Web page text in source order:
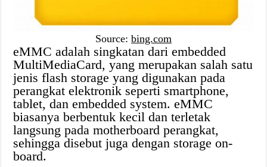
Source: bing.com
eMMC adalah singkatan dari embedded
MultiMediaCard, yang merupakan salah satu
jenis flash storage yang digunakan pada
perangkat elektronik seperti smartphone,
tablet, dan embedded system. eMMC
biasanya berbentuk kecil dan terletak
langsung pada motherboard perangkat,
sehingga disebut juga dengan storage on-
board.